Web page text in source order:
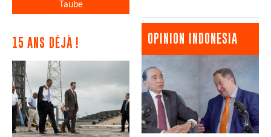
Taube
15 ANS DÉJÀ ! OPINION INDONESIA